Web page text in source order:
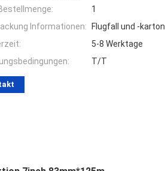
1
Informationen:
Flugfall und -karton
5-8 Werktage
T/T